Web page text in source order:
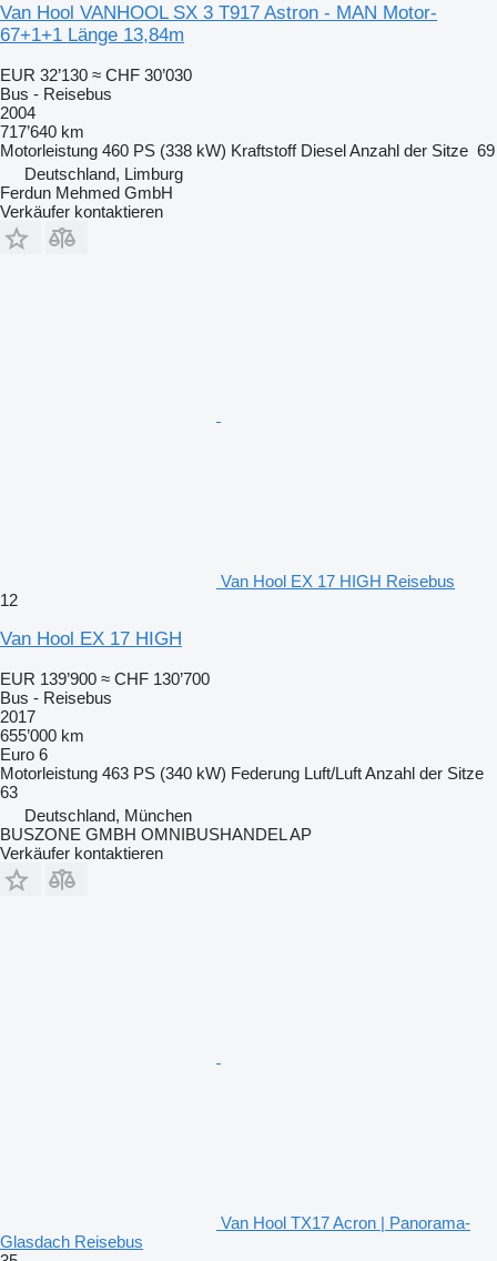
Van Hool VANHOOL SX 3 T917 Astron - MAN Motor-
67+1+1 Länge 13,84m
EUR 32’130 ≈ CHF 30’030
Bus - Reisebus
2004
717’640 km
Motorleistung 460 PS (338 kW) Kraftstoff DieselAnzahl der Sitze 69
Deutschland, Limburg
Ferdun Mehmed GmbH
Verkäufer kontaktieren
Van Hool EX 17 HIGH Reisebus
12
Van Hool EX 17 HIGH
EUR 139’900 ≈ CHF 130’700
Bus - Reisebus
2017
655’000 km
Euro 6
Motorleistung 463 PS (340 kW) Federung Luft/LuftAnzahl der Sitze
63
Deutschland, München
BUSZONE GMBH OMNIBUSHANDEL AP
Verkäufer kontaktieren
Van Hool TX17 Acron | Panorama-
Glasdach Reisebus